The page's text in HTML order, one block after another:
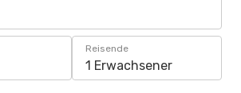
Reisende
1 Erwachsener